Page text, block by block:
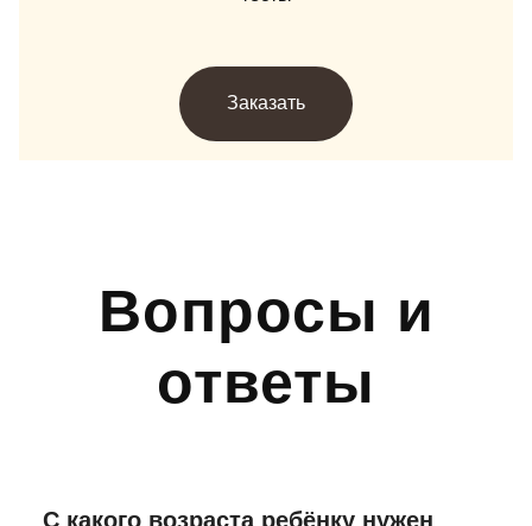
Заказать
Вопросы и
ответы
С какого возраста ребёнку нужен